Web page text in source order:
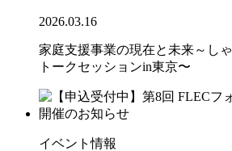
2026.03.16
家庭支援事業の現在と未来～し
トークセッションin東京〜
イベント情報